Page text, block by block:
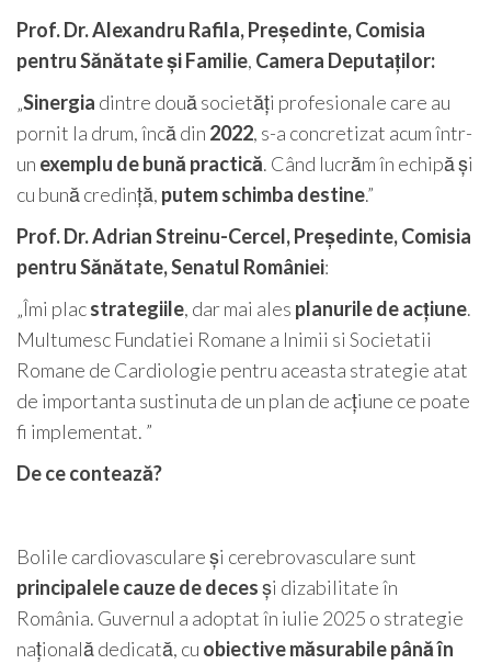
Prof. Dr. Alexandru Rafila, Președinte, Comisia
pentru Sănătate și Familie, Camera Deputaților:
„Sinergia dintre două societăți profesionale care au
pornit la drum, încă din 2022, s-a concretizat acum într-
un exemplu de bună practică. Când lucrăm în echipă și
cu bună credință, putem schimba destine.”
Prof. Dr. Adrian Streinu-Cercel, Președinte, Comisia
pentru Sănătate, Senatul României:
„Îmi placstrategiile, dar mai ales planurile de acțiune.
Multumesc Fundatiei Romane a Inimii si Societatii
Romane de Cardiologie pentru aceasta strategie atat
de importanta sustinuta de un plan de acțiune ce poate
fi implementat. ”
De ce contează?
Bolile cardiovasculare și cerebrovasculare sunt
principalele cauze de decesși dizabilitate în
România. Guvernul a adoptat în iulie 2025 o strategie
națională dedicată, cu obiective măsurabile până în